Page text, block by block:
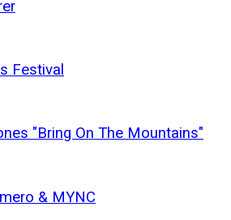
Festival
"Bring On The Mountains"
& MYNC